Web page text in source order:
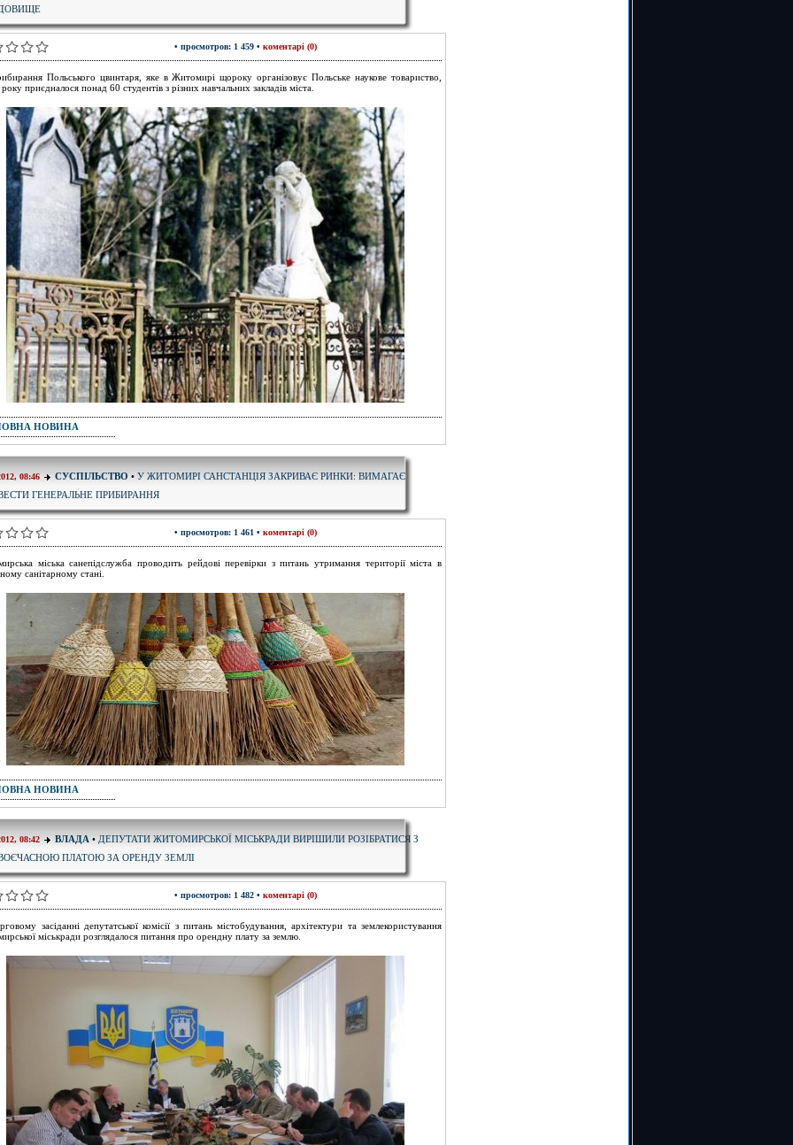
• просмотров: 1 459 • коментарі (0)
Польського цвинтаря, яке в Житомирі щороку організовує Польське наукове товариство,
приєдналося понад 60 студентів з різних навчальних закладів міста.
НОВИНА
08:46 СУСПІЛЬСТВО • У ЖИТОМИРІ САНСТАНЦІЯ ЗАКРИВАЄ РИНКИ: ВИМАГАЄ
ГЕНЕРАЛЬНЕ ПРИБИРАННЯ
• просмотров: 1 461 • коментарі (0)
міська санепідслужба проводить рейдові перевірки з питань утримання території міста в
санітарному стані.
НОВИНА
08:42 ВЛАДА • ДЕПУТАТИ ЖИТОМИРСЬКОЇ МІСЬКРАДИ ВИРІШИЛИ РОЗІБРАТИСЯ З
ПЛАТОЮ ЗА ОРЕНДУ ЗЕМЛІ
• просмотров: 1 482 • коментарі (0)
засіданні депутатської комісії з питань містобудування, архітектури та землекористування
міськради розглядалося питання про орендну плату за землю.